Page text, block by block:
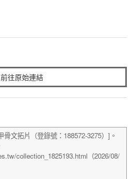
前往原始連結